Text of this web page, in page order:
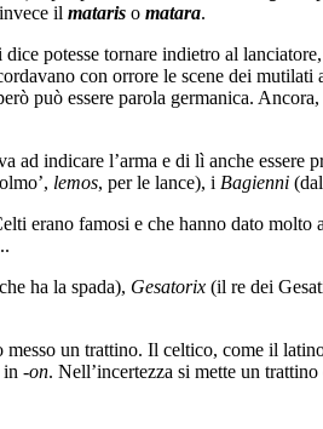
il mataris o matara.
potesse tornare indietro al
con orrore le scene dei
può essere parola germanica.
ad indicare l’arma e di lì anche essere
lemos, per le lance), i Bagienni
erano famosi e che hanno dato molto
ha la spada), Gesatorix (il re dei
un trattino. Il celtico, come il
in -on. Nell’incertezza si mette un